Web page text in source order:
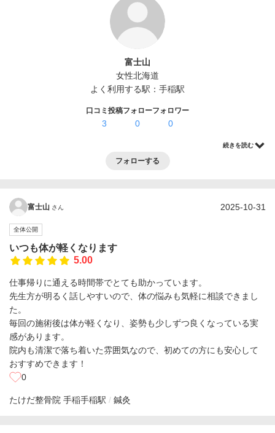
富士山
女性北海道
よく利用する駅： 手稲駅
口コミ投稿
3
フォロー
0
フォロワー
0
続きを読む
フォローする
富士山 さん 2025-10-31
全体公開
いつも体が軽くなります
5.00
仕事帰りに通える時間帯でとても助かっています。
先生方が明るく話しやすいので、体の悩みも気軽に相談できまし
た。
毎回の施術後は体が軽くなり、姿勢も少しずつ良くなっている実
感があります。
院内も清潔で落ち着いた雰囲気なので、初めての方にも安心して
おすすめできます！
0
たけだ整骨院 手稲手稲駅 鍼灸